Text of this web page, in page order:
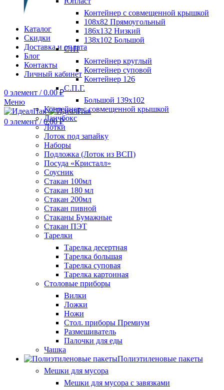
Каталог
Скидки
Доставка и оплата
Блог
Контакты
Личный кабинет
0 элемент / 0.00₽
Меню
0 элемент / 0.00₽
Контейнер с совмещенной крышкой
108х82 Прямоугольный
186х132 Низкий
138х102 Большой
СтП
Контейнер круглый
Контейнер суповой
Контейнер 126
С.П.Г.
Большой 139х102
Контейнер с совмещенной крышкой
Ланчбокс
Лотки
Лоток под запайку
Наборы
Подложка (Лоток из ВСП)
Посуда «Кристалл»
Соусник
Стакан 100мл
Стакан 180 мл
Стакан 200мл
Стакан пивной
Стаканы Бумажные
Стакан ПЭТ
Тарелки
Тарелка десертная
Тарелка большая
Тарелка суповая
Тарелка картонная
Столовые приборы
Вилки
Ложки
Ножи
Стол. приборы Премиум
Размешиватель
Палочки для еды
Чашка
Полиэтиленовые пакеты
Мешки для мусора
Мешки для мусора с завязками